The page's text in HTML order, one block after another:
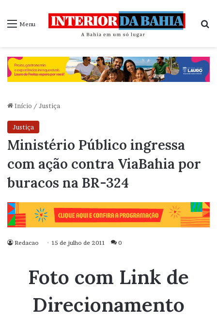
Menu
Início / Justiça
Justiça
Ministério Público ingressa
com ação contra ViaBahia por
buracos na BR-324
Redacao 15 de julho de 2011 0
Foto com Link de
Direcionamento